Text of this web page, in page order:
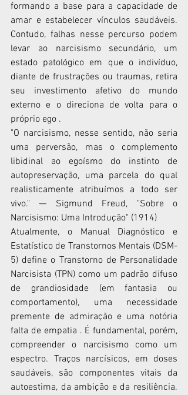
formando a base para a capacidade de
amar e estabelecer vínculos saudáveis.
Contudo, falhas nesse percurso podem
levar ao narcisismo secundário, um
estado patológico em que o indivíduo,
diante de frustrações ou traumas, retira
seu investimento afetivo do mundo
externo e o direciona de volta para o
próprio ego .
"O narcisismo, nesse sentido, não seria
uma perversão, mas o complemento
libidinal ao egoísmo do instinto de
autopreservação, uma parcela do qual
realisticamente atribuímos a todo ser
vivo." — Sigmund Freud, "Sobre o
Narcisismo: Uma Introdução" (1914)
Atualmente, o Manual Diagnóstico e
Estatístico de Transtornos Mentais (DSM-
5) define o Transtorno de Personalidade
Narcisista (TPN) como um padrão difuso
de grandiosidade (em fantasia ou
comportamento), uma necessidade
premente de admiração e uma notória
falta de empatia . É fundamental, porém,
compreender o narcisismo como um
espectro. Traços narcísicos, em doses
saudáveis, são componentes vitais da
autoestima, da ambição e da resiliência.